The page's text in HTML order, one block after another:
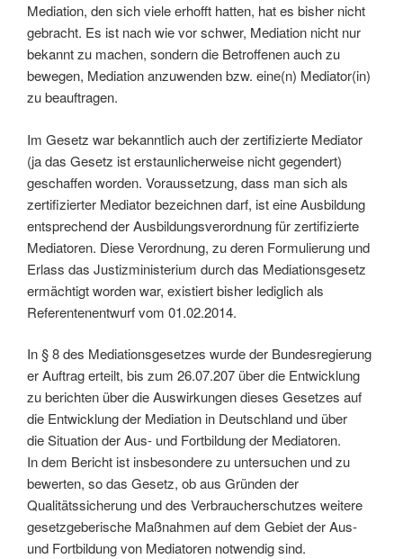
Mediation, den sich viele erhofft hatten, hat es bisher nicht
gebracht. Es ist nach wie vor schwer, Mediation nicht nur
bekannt zu machen, sondern die Betroffenen auch zu
bewegen, Mediation anzuwenden bzw. eine(n) Mediator(in)
zu beauftragen.
Im Gesetz war bekanntlich auch der zertifizierte Mediator
(ja das Gesetz ist erstaunlicherweise nicht gegendert)
geschaffen worden. Voraussetzung, dass man sich als
zertifizierter Mediator bezeichnen darf, ist eine Ausbildung
entsprechend der Ausbildungsverordnung für zertifizierte
Mediatoren. Diese Verordnung, zu deren Formulierung und
Erlass das Justizministerium durch das Mediationsgesetz
ermächtigt worden war, existiert bisher lediglich als
Referentenentwurf vom 01.02.2014.
In § 8 des Mediationsgesetzes wurde der Bundesregierung
er Auftrag erteilt, bis zum 26.07.207 über die Entwicklung
zu berichten über die Auswirkungen dieses Gesetzes auf
die Entwicklung der Mediation in Deutschland und über
die Situation der Aus- und Fortbildung der Mediatoren.
In dem Bericht ist insbesondere zu untersuchen und zu
bewerten, so das Gesetz, ob aus Gründen der
Qualitätssicherung und des Verbraucherschutzes weitere
gesetzgeberische Maßnahmen auf dem Gebiet der Aus-
und Fortbildung von Mediatoren notwendig sind.